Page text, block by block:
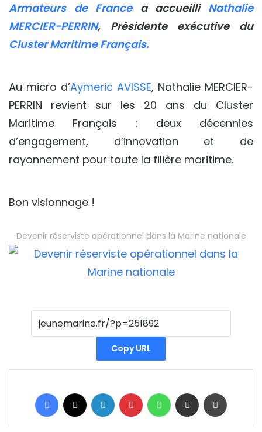
Armateurs de France a accueilli Nathalie
MERCIER-PERRIN, Présidente exécutive du
Cluster Maritime Français.
Au micro d’Aymeric AVISSE, Nathalie MERCIER-
PERRIN revient sur les 20 ans du Cluster
Maritime Français : deux décennies
d’engagement, d’innovation et de
rayonnement pour toute la filière maritime.
Bon visionnage !
Devenir réserviste opérationnel dans la Marine nationale
Copy URL
Facebook Linkedin Pinterest WhatsAppPartager par email